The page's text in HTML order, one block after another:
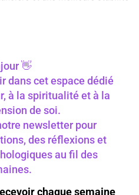
👋
dans cet espace dédié
à la spiritualité et à la
de soi.
newsletter pour
des réflexions et
au fil des
chaque semaine